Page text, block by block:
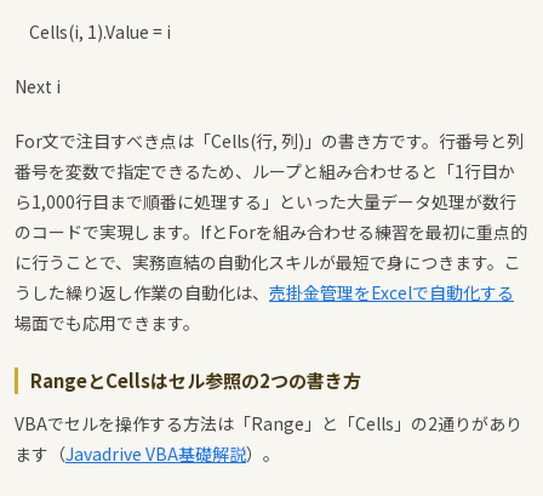
Cells(i, 1).Value = i
Next i
For文で注目すべき点は「Cells(行, 列)」の書き方です。行番号と列
番号を変数で指定できるため、ループと組み合わせると「1行目か
ら1,000行目まで順番に処理する」といった大量データ処理が数行
のコードで実現します。IfとForを組み合わせる練習を最初に重点的
に行うことで、実務直結の自動化スキルが最短で身につきます。こ
うした繰り返し作業の自動化は、 売掛金管理をExcelで自動化する
場面でも応用できます。
RangeとCellsはセル参照の2つの書き方
VBAでセルを操作する方法は「Range」と「Cells」の2通りがあり
ます（Javadrive VBA基礎解説）。